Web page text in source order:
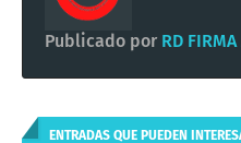
Publicado por RD FIRMA
ENTRADAS QUE PUEDEN